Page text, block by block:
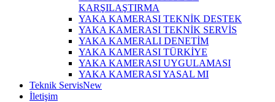
KARŞILAŞTIRMA
YAKA KAMERASI TEKNİK DESTEK
YAKA KAMERASI TEKNİK SERVİS
YAKA KAMERALI DENETİM
YAKA KAMERASI TÜRKİYE
YAKA KAMERASI UYGULAMASI
YAKA KAMERASI YASAL MI
Teknik ServisNew
İletişim